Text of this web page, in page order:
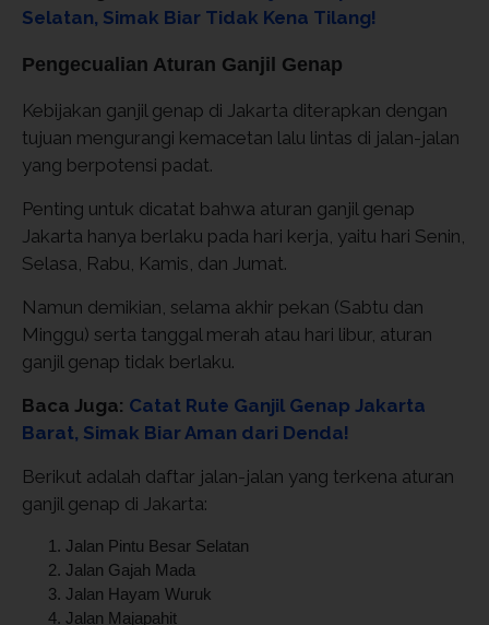
Selatan, Simak Biar Tidak Kena Tilang!
Pengecualian Aturan Ganjil Genap
Kebijakan ganjil genap di Jakarta diterapkan dengan
tujuan mengurangi kemacetan lalu lintas di jalan-jalan
yang berpotensi padat.
Penting untuk dicatat bahwa aturan ganjil genap
Jakarta hanya berlaku pada hari kerja, yaitu hari Senin,
Selasa, Rabu, Kamis, dan Jumat.
Namun demikian, selama akhir pekan (Sabtu dan
Minggu) serta tanggal merah atau hari libur, aturan
ganjil genap tidak berlaku.
Baca Juga: Catat Rute Ganjil Genap Jakarta
Barat, Simak Biar Aman dari Denda!
Berikut adalah daftar jalan-jalan yang terkena aturan
ganjil genap di Jakarta:
Jalan Pintu Besar Selatan
Jalan Gajah Mada
Jalan Hayam Wuruk
Jalan Majapahit